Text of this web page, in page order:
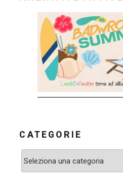
CATEGORIE
Categorie